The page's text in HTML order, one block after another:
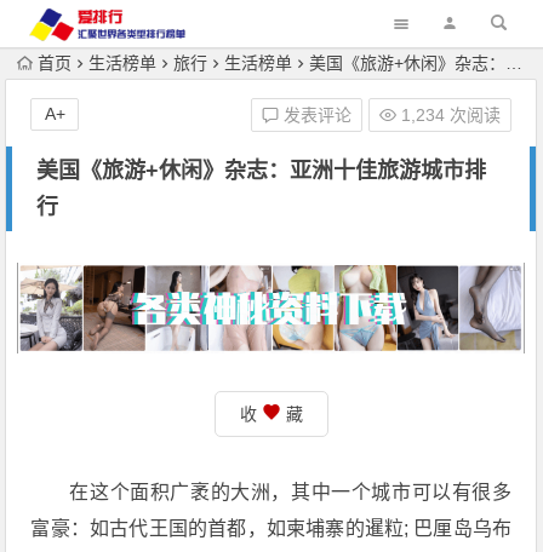
首页 生活榜单 旅行 生活榜单 美国《旅游+休闲》杂志：亚洲十佳旅游城市排行
美国《旅游+休闲》杂志：亚洲十佳旅游城市排
行
发表评论 1,234 次阅读
A+
收 藏
在这个面积广袤的大洲，其中一个城市可以有很多
富豪：如古代王国的首都，如柬埔寨的暹粒; 巴厘岛乌布